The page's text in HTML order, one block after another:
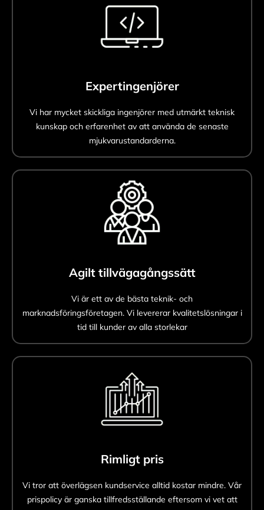
Expertingenjörer
Vi har mycket skickliga ingenjörer med utmärkt teknisk
kunskap och erfarenhet av att använda de senaste
mjukvarustandarderna.
Agilt tillvägagångssätt
Vi är ett av de bästa teknik- och
marknadsföringsföretagen. Vi levererar kvalitetslösningar i
tid till kunder av alla storlekar
Rimligt pris
Vi tror att överlägsen kundservice alltid kostar mindre. Vår
prispolicy är ganska tillfredsställande eftersom vi vet att